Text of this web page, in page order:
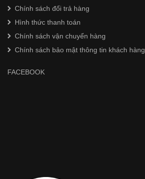
Chính sách đổi trả hàng
Hình thức thanh toán
Chính sách vận chuyển hàng
Chính sách bảo mật thông tin khách hàng
FACEBOOK